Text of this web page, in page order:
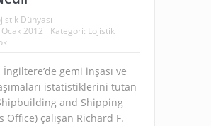
Dünyası
2012 Kategori: Lojistik
İngiltere’de gemi inşası ve
istatistiklerini tutan
and Shipping
Office) çalışan Richard F.